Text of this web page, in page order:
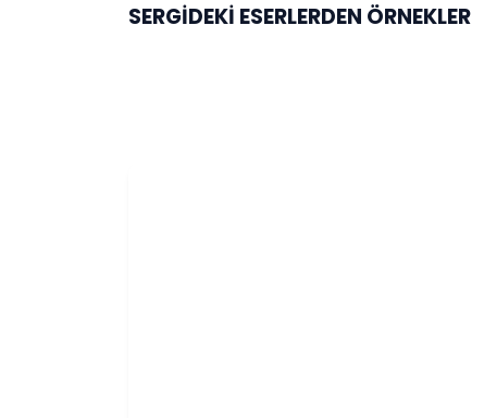
SERGİDEKİ ESERLERDEN ÖRNEKLER